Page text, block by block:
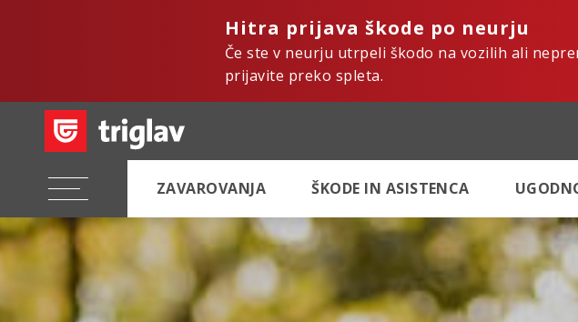
Hitra prijava škode po neurju
Če ste v neurju utrpeli škodo na vozilih ali
prijavite preko spleta.
ZAVAROVANJA ŠKODE IN ASISTENCA